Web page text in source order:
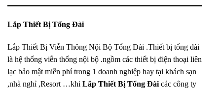
Lắp Thiết Bị Tổng Đài
Lắp Thiết Bị Viễn Thông Nội Bộ Tổng Đài .Thiết bị tổng đài
là hệ thống viễn thống nội bộ .ngồm các thiết bị điện thoại liên
lạc bảo mật miễn phí trong 1 doanh nghiệp hay tại khách sạn
,nhà nghỉ ,Resort …khi Lắp Thiết Bị Tổng Đài các công ty